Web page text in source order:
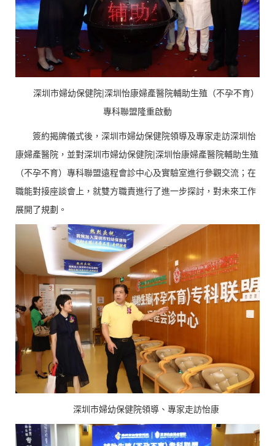
深圳市婦幼保健院|深圳怡康婦產醫院輔助生殖（不孕不育）
專科聯盟隆重啟動
簽約揭牌儀式後，深圳市婦幼保健院領導及專家走訪深圳怡
康婦產醫院，並對深圳市婦幼保健院|深圳怡康婦產醫院輔助生殖
（不孕不育）專科聯盟遠程會診中心及實驗室進行參觀交流；在
職能對接座談會上，就雙方職責進行了進一步探討，對未來工作
展開了規劃。
深圳市婦幼保健院領導、專家走訪怡康